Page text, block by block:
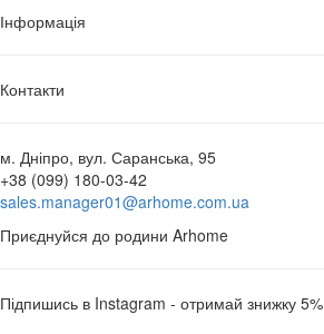
Інформація
Контакти
м. Дніпро, вул. Саранська, 95
+38 (099) 180-03-42
sales.manager01@arhome.com.ua
Приєднуйся до родини Arhome
Підпишись в Instagram - отримай знижку 5%